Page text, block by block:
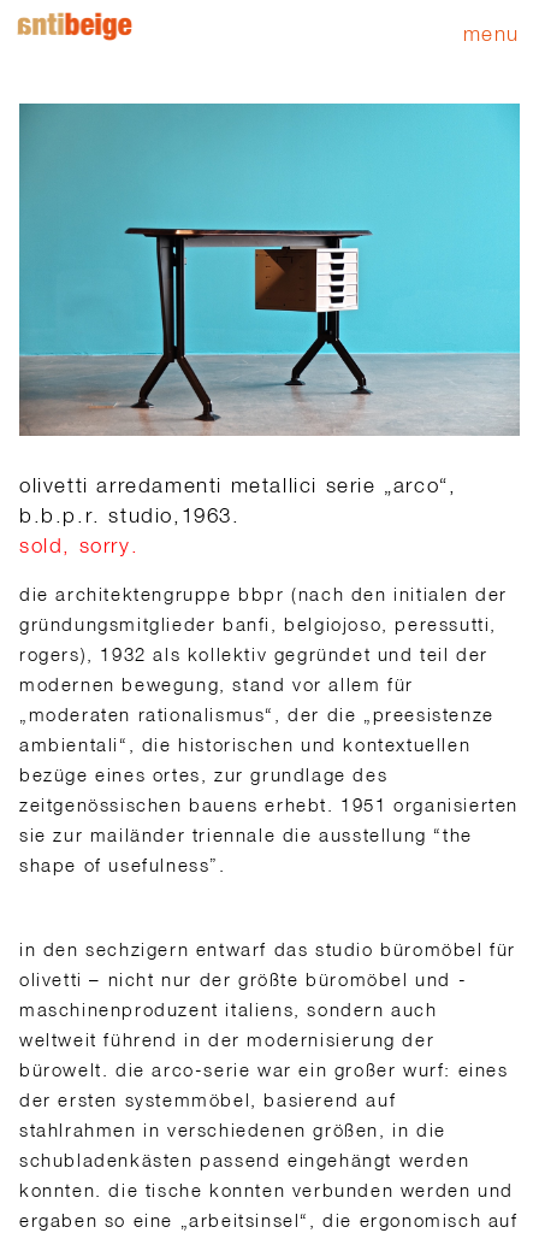
menu
olivetti arredamenti metallici serie „arco“,
b.b.p.r. studio,1963.
sold, sorry.
die architektengruppe bbpr (nach den initialen der
gründungsmitglieder banfi, belgiojoso, peressutti,
rogers), 1932 als kollektiv gegründet und teil der
modernen bewegung, stand vor allem für
„moderaten rationalismus“, der die „preesistenze
ambientali“, die historischen und kontextuellen
bezüge eines ortes, zur grundlage des
zeitgenössischen bauens erhebt. 1951 organisierten
sie zur mailänder triennale die ausstellung “the
shape of usefulness”.
in den sechzigern entwarf das studio büromöbel für
olivetti – nicht nur der größte büromöbel und -
maschinenproduzent italiens, sondern auch
weltweit führend in der modernisierung der
bürowelt. die arco-serie war ein großer wurf: eines
der ersten systemmöbel, basierend auf
stahlrahmen in verschiedenen größen, in die
schubladenkästen passend eingehängt werden
konnten. die tische konnten verbunden werden und
ergaben so eine „arbeitsinsel“, die ergonomisch auf